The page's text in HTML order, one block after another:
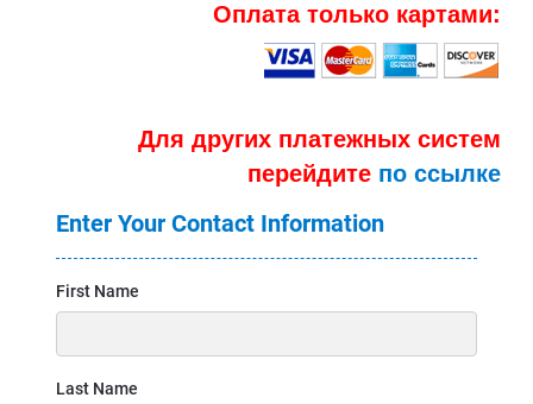
Оплата только картами:
Для других платежных систем
перейдите по ссылке